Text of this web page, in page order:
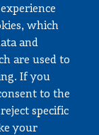
which
and
are used to
If you
to the
specific
your